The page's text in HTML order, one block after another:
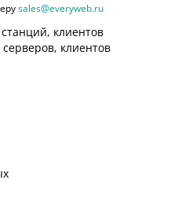
sales@everyweb.ru
клиентов
клиентов